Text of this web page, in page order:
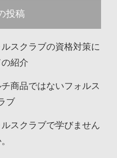
投稿
スクラブの資格対策に
紹介
商品ではないフォルス
ブ
スクラブで学びません